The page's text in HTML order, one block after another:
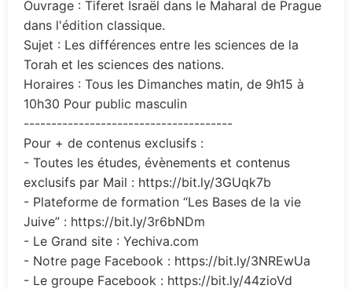
Ouvrage : Tiferet Israël dans le Maharal de Prague
dans l'édition classique.
Sujet : Les différences entre les sciences de la
Torah et les sciences des nations.
Horaires : Tous les Dimanches matin, de 9h15 à
10h30 Pour public masculin
--------------------------------------
Pour + de contenus exclusifs :
- Toutes les études, évènements et contenus
exclusifs par Mail : https://bit.ly/3GUqk7b
- Plateforme de formation “Les Bases de la vie
Juive” : https://bit.ly/3r6bNDm
- Le Grand site : Yechiva.com
- Notre page Facebook : https://bit.ly/3NREwUa
- Le groupe Facebook : https://bit.ly/44zioVd